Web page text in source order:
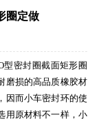
圈定做
型密封圈截面矩形圈
磨损的高品质橡胶材
因而小车密封环的使
用原材料不一样，小